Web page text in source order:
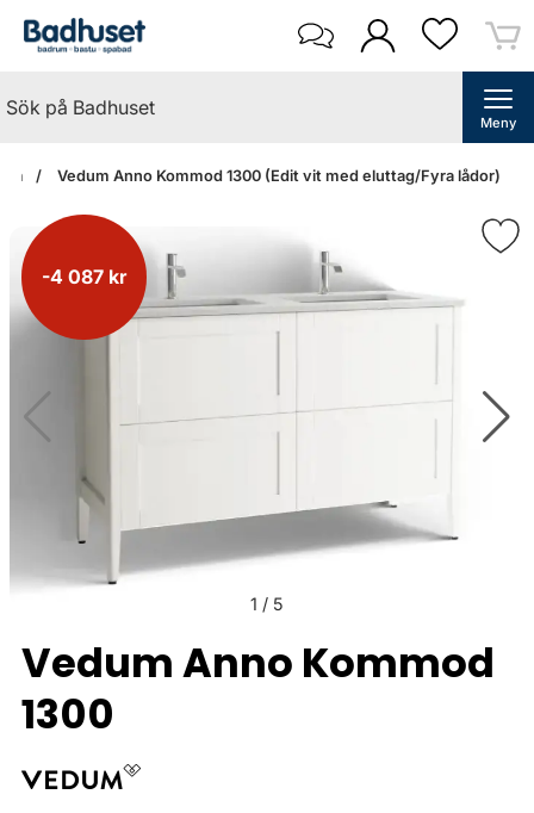
Meny
Vedum Anno Kommod 1300 (Edit vit med eluttag/Fyra lådor)
-4 087 kr
1 / 5
Vedum Anno Kommod
1300